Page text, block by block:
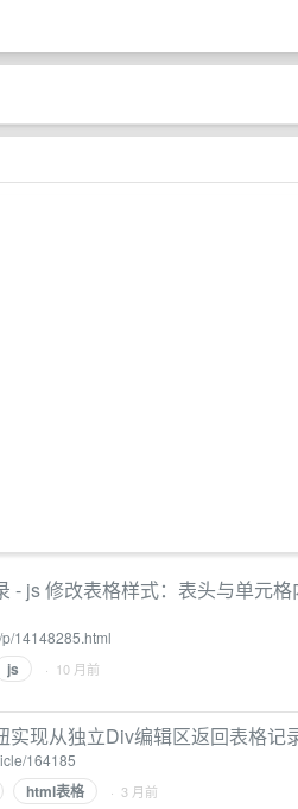
- js 修改表格样式：表头与单元
14148285.html
js · 10 月前
实现从独立Div编辑区返回表格记
164185
html表格 · 3 月前